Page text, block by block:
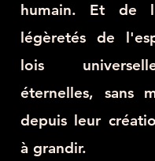
humain. Et de
légèretés de
lois
éternelles, sans
depuis leur
à grandir.